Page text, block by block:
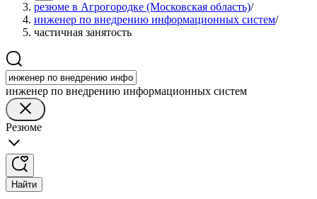
резюме в Агрогородке (Московская область)/
инженер по внедрению информационных систем/
частичная занятость
инженер по внедрению информационных систем
Резюме
Найти